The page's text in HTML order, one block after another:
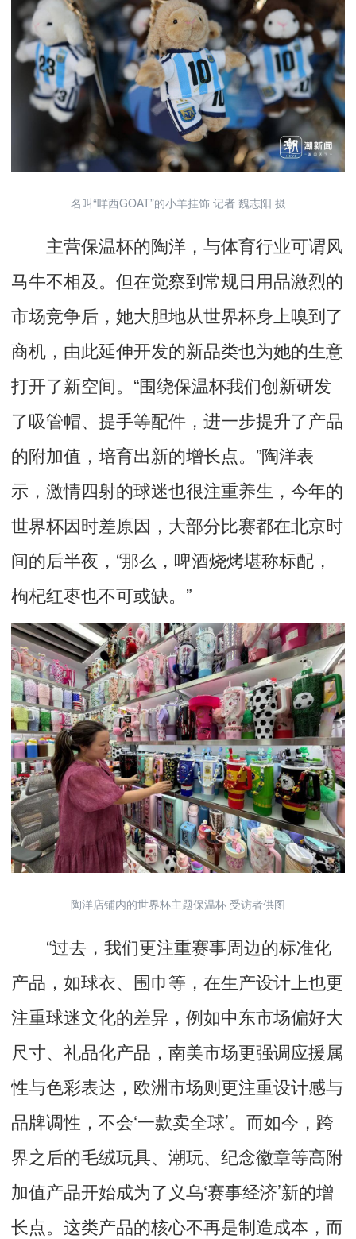
名叫“咩西GOAT”的小羊挂饰 记者 魏志阳 摄
主营保温杯的陶洋，与体育行业可谓风
马牛不相及。但在觉察到常规日用品激烈的
市场竞争后，她大胆地从世界杯身上嗅到了
商机，由此延伸开发的新品类也为她的生意
打开了新空间。“围绕保温杯我们创新研发
了吸管帽、提手等配件，进一步提升了产品
的附加值，培育出新的增长点。”陶洋表
示，激情四射的球迷也很注重养生，今年的
世界杯因时差原因，大部分比赛都在北京时
间的后半夜，“那么，啤酒烧烤堪称标配，
枸杞红枣也不可或缺。”
陶洋店铺内的世界杯主题保温杯 受访者供图
“过去，我们更注重赛事周边的标准化
产品，如球衣、围巾等，在生产设计上也更
注重球迷文化的差异，例如中东市场偏好大
尺寸、礼品化产品，南美市场更强调应援属
性与色彩表达，欧洲市场则更注重设计感与
品牌调性，不会‘一款卖全球’。而如今，跨
界之后的毛绒玩具、潮玩、纪念徽章等高附
加值产品开始成为了义乌‘赛事经济’新的增
长点。这类产品的核心不再是制造成本，而